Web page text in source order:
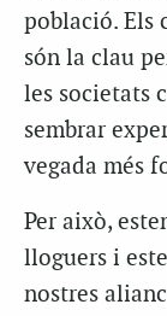
població. Els
són la clau
les societats
sembrar
vegada més
Per això,
lloguers i
nostres